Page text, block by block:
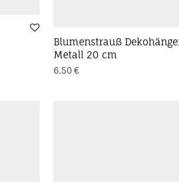
Blumenstrauß
Metall 20 cm
6,50 €